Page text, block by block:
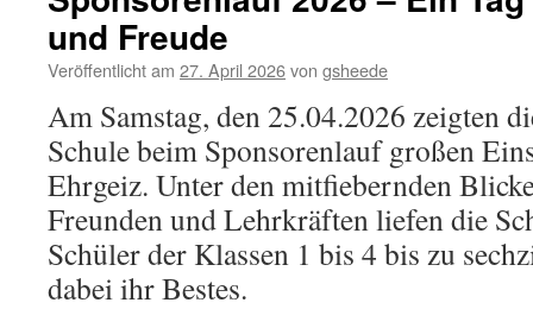
und Freude
Veröffentlicht am 27. April 2026von gsheede
Am Samstag, den 25.04.2026 zeigten
Schule beim Sponsorenlauf großen
Ehrgeiz. Unter den mitfiebernden
Freunden und Lehrkräften liefen die
Schüler der Klassen 1 bis 4 bis zu
dabei ihr Bestes.